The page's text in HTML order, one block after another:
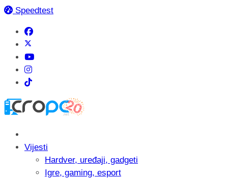
Speedtest
Vijesti
Hardver, uređaji, gadgeti
Igre, gaming, esport